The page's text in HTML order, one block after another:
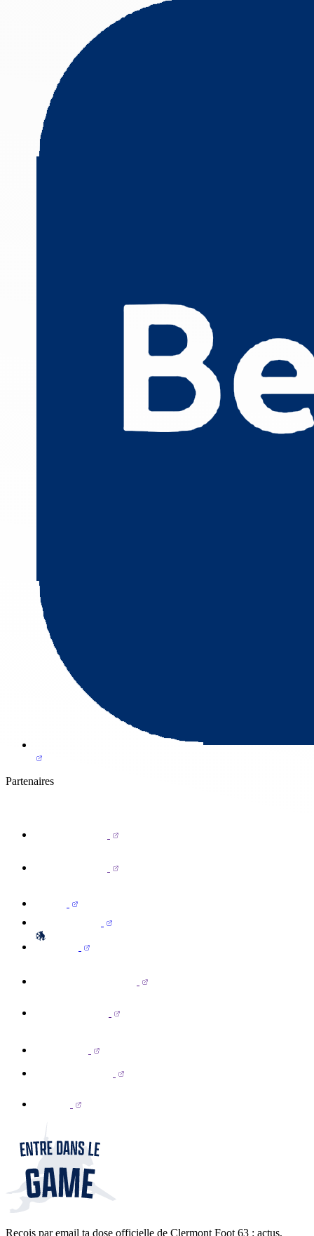
Partenaires
Reçois par email ta dose officielle de Clermont Foot 63 : actus,